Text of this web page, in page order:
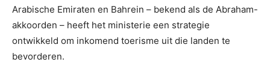
Arabische Emiraten en Bahrein – bekend als de Abraham-
akkoorden – heeft het ministerie een strategie
ontwikkeld om inkomend toerisme uit die landen te
bevorderen.